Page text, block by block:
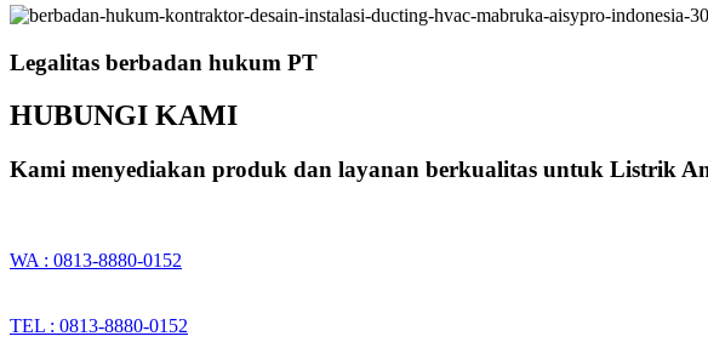
Legalitas berbadan hukum PT
HUBUNGI KAMI
Kami menyediakan produk dan layanan berkualitas untuk Listrik
WA : 0813-8880-0152
TEL : 0813-8880-0152